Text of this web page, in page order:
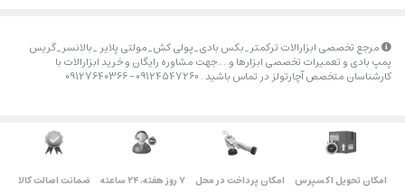
مرجع تخصصی ابزارالات ترکمتر_بکس بادی_پولی کش_مولتی پلایر _بالانسر_گریس
پمپ بادی و تعمیرات تخصصی ابزارها و….جهت مشاوره رایگان و خرید ابزارالات با
کارشناسان متخصص آچارتولز در تماس باشید . 09124547260 – 09127640366
اﻣﮑﺎن ﺗﺤﻮﯾﻞ اﮐﺴﭙﺮس امکان پرداخت در محل ۷ روز ﻫﻔﺘﻪ، ۲۴ ﺳﺎﻋﺘﻪ ضمانت اصالت کالا